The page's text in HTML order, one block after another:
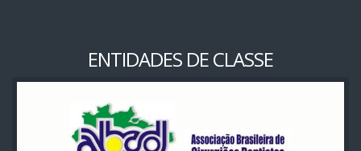
ENTIDADES DE CLASSE